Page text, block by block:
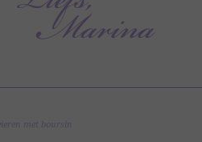
met boursin